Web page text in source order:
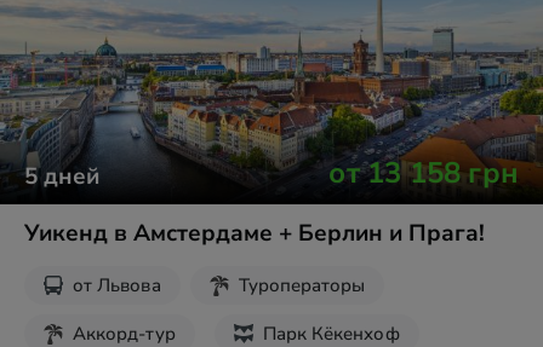
5дней от13 158грн
Уикенд в Амстердаме + Берлин и Прага!
от Львова
Туроператоры
Аккорд-тур
Парк Кёкенхоф